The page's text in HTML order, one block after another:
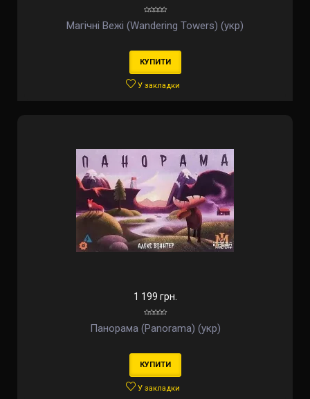
Магічні Вежі (Wandering Towers) (укр)
КУПИТИ
У закладки
1 199 грн.
Панорама (Panorama) (укр)
КУПИТИ
У закладки